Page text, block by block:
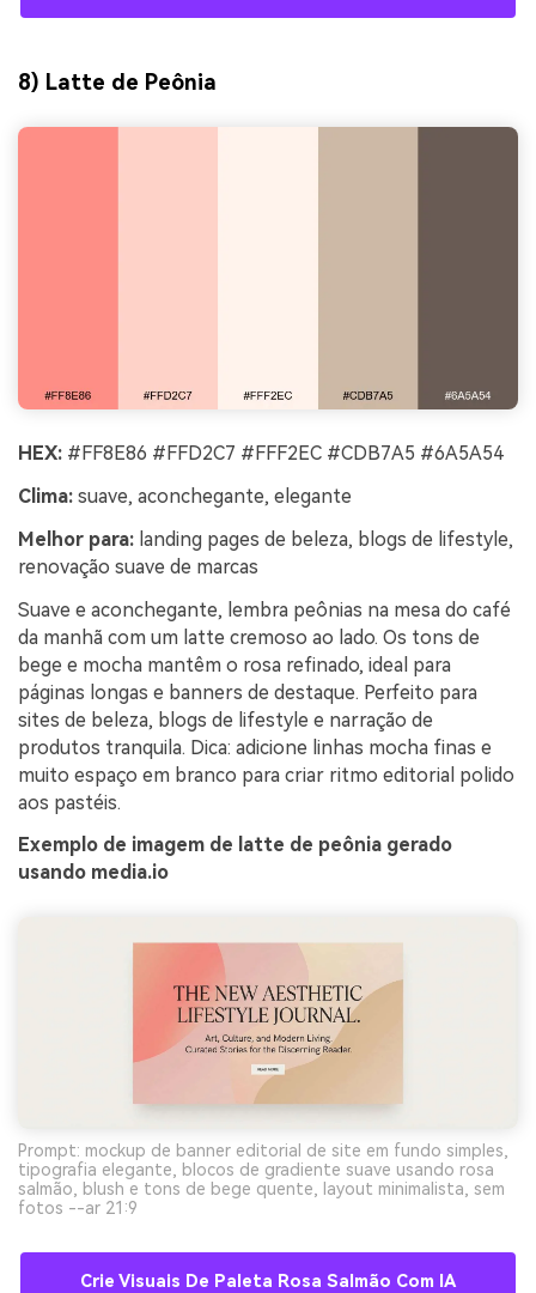
8) Latte de Peônia
HEX: #FF8E86 #FFD2C7 #FFF2EC #CDB7A5 #6A5A54
Clima: suave, aconchegante, elegante
Melhor para: landing pages de beleza, blogs de lifestyle,
renovação suave de marcas
Suave e aconchegante, lembra peônias na mesa do café
da manhã com um latte cremoso ao lado. Os tons de
bege e mocha mantêm o rosa refinado, ideal para
páginas longas e banners de destaque. Perfeito para
sites de beleza, blogs de lifestyle e narração de
produtos tranquila. Dica: adicione linhas mocha finas e
muito espaço em branco para criar ritmo editorial polido
aos pastéis.
Exemplo de imagem de latte de peônia gerado
usando media.io
Prompt: mockup de banner editorial de site em fundo simples,
tipografia elegante, blocos de gradiente suave usando rosa
salmão, blush e tons de bege quente, layout minimalista, sem
fotos --ar 21:9
Crie Visuais De Paleta Rosa Salmão Com IA